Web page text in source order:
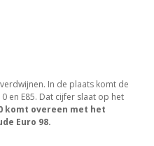
In de plaats komt de
en E85. Dat cijfer slaat op het
komt overeen met het
Euro 98.